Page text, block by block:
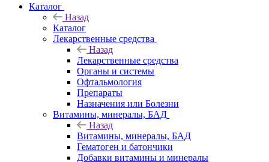
Каталог
Назад
Каталог
Лекарственные средства
Назад
Лекарственные средства
Органы и системы
Офтальмология
Препараты
Назначения или Болезни
Витамины, минералы, БАД
Назад
Витамины, минералы, БАД
Гематоген и батончики
Добавки витамины и минералы